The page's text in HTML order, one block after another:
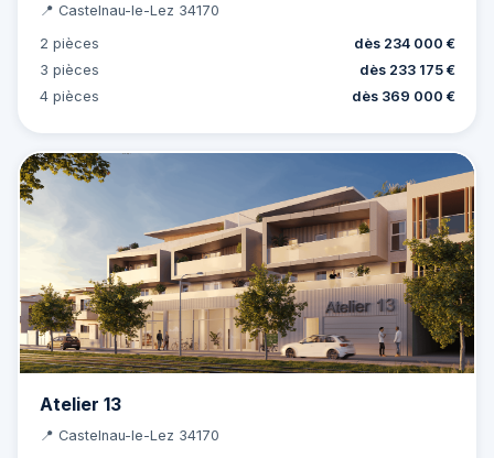
📍 Castelnau-le-Lez 34170
2 pièces
dès 234 000 €
3 pièces
dès 233 175 €
4 pièces
dès 369 000 €
Atelier 13
📍 Castelnau-le-Lez 34170